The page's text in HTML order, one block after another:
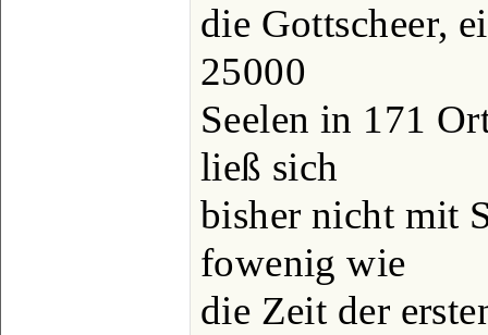
die Gottscheer,
25000
Seelen in 171
ließ sich
bisher nicht mit
fowenig wie
die Zeit der